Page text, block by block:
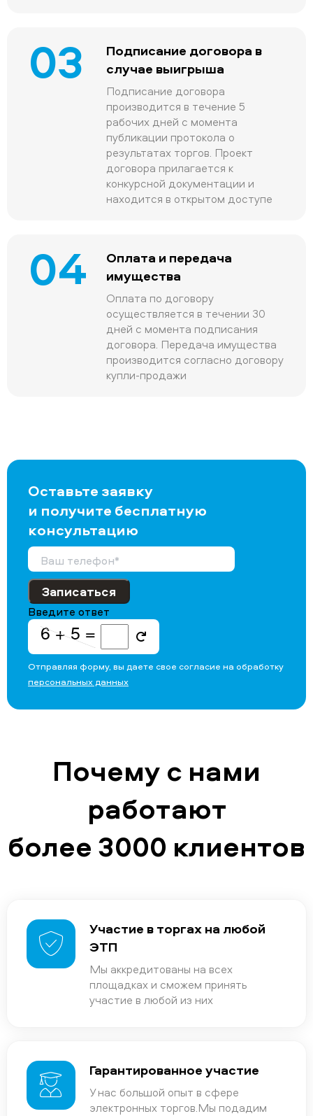
03
Подписание договора в
случае выигрыша
Подписание договора
производится в течение 5
рабочих дней с момента
публикации протокола о
результатах торгов. Проект
договора прилагается к
конкурсной документации и
находится в открытом доступе
04
Оплата и передача
имущества
Оплата по договору
осуществляется в течении 30
дней с момента подписания
договора. Передача имущества
производится согласно договору
купли-продажи
Оставьте заявку
и получите бесплатную
консультацию
Записаться
Введите ответ
Отправляя форму, вы даете свое согласие на обработку
персональных данных
Почему с нами
работают
более 3000 клиентов
Участие в торгах на любой
ЭТП
Мы аккредитованы на всех
площадках и сможем принять
участие в любой из них
Гарантированное участие
У нас большой опыт в сфере
электронных торгов.Мы подадим